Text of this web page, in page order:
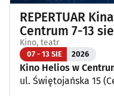
REPERTUAR
Centrum 7-13
Kino, teatr
07 - 13 SIE 2026
Kino Helios w
ul. Świętojańska 15